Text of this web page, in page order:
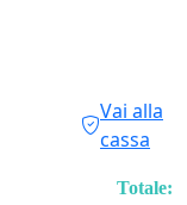
Vai alla
cassa
Totale: